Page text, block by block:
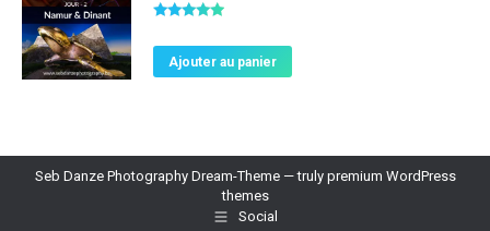
sur 5
Ajouter au panier
Seb Danze Photography Dream-Theme — truly premium WordPress
themes
Social